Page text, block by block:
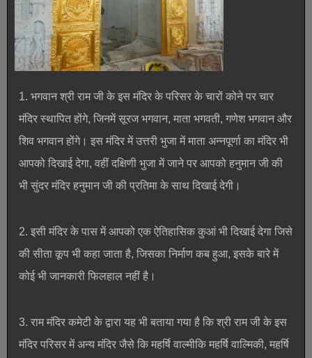
1. भगवान श्री राम जी के इस मंदिर के परिसर के चारों कोने पर चार
मंदिर स्थापित होंगे, जिनमें सूरज भगवान, माता भगवती, गणेश भगवान और
शिव भगवान होंगे। इस मंदिर में उत्तरी भुजा में माता अन्नपूर्णा का मंदिर भी
आपको दिखाई देगा, वहीं दक्षिणी भुजा में जाने पर आपको हनुमान जी की
भी सुंदर मंदिर हनुमान जी की प्रतिमा के साथ दिखाई देगी।
2. इसी मंदिर के पास में आपको एक ऐतिहासिक कुआं भी दिखाई देगा जिसे
की सीता कूप भी कहा जाता है, जिसका निर्माण कब हुआ, इसके बारे में
कोई भी जानकारी फिलहाल नहीं है।
3. राम मंदिर कमेटी के द्वारा यह भी बताया गया है कि श्री राम जी के इस
मंदिर परिसर में अन्य मंदिर जैसे कि महर्षि वाल्मीकि महर्षि वाल्मिकी, महर्षि